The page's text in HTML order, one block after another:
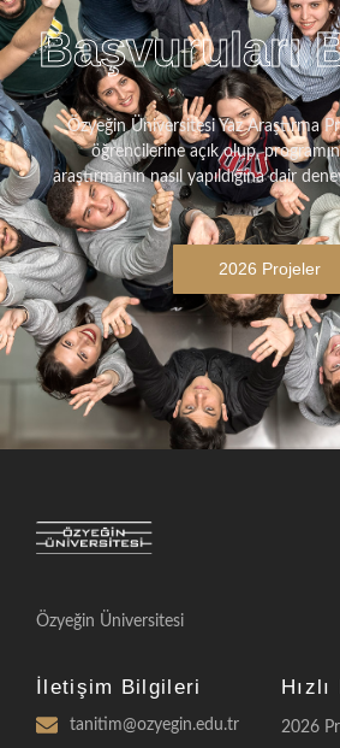
Başvuruları
Özyeğin Üniversitesi Yaz Araştırma
öğrencilerine açık olup,
araştırmanın nasıl yapıldığına dair
2026 Projeler
Özyeğin Üniversitesi
İletişim Bilgileri
tanitim@ozyegin.edu.tr 2026